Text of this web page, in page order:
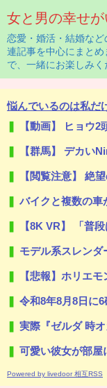
女と男の幸せ
恋愛・婚活・結婚な
連記事を中心にまと
で、一緒にお楽しみく
悩んでいるのは私だ
【動画】 ヒョウ
【群馬】 デカいNinja
【閲覧注意】 絶望の
バイクと複数の車が絡む事故でバイク
【8K VR】 「普段は強気な
モデル系スレンダー
【悲報】ホリエモン、移民受け入れ
令和8年8月8日に
実際『ゼルダ 時
可愛い彼女が部屋に入ってき
Powered by livedoor 相互RSS